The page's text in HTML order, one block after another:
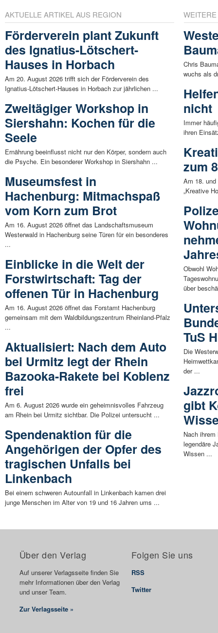
AKTUELLE ARTIKEL AUS REGION
Förderverein plant Zukunft
des Ignatius-Lötschert-
Hauses in Horbach
Am 20. August 2026 trifft sich der Förderverein des
Ignatius-Lötschert-Hauses in Horbach zur jährlichen ...
Zweitägiger Workshop in
Siershahn: Kochen für die
Seele
Ernährung beeinflusst nicht nur den Körper, sondern auch
die Psyche. Ein besonderer Workshop in Siershahn ...
Museumsfest in
Hachenburg: Mitmachspaß
vom Korn zum Brot
Am 16. August 2026 öffnet das Landschaftsmuseum
Westerwald in Hachenburg seine Türen für ein besonderes
...
Einblicke in die Welt der
Forstwirtschaft: Tag der
offenen Tür in Hachenburg
Am 16. August 2026 öffnet das Forstamt Hachenburg
gemeinsam mit dem Waldbildungszentrum Rheinland-Pfalz
...
Aktualisiert: Nach dem Auto
bei Urmitz legt der Rhein
Bazooka-Rakete bei Koblenz
frei
Am 6. August 2026 wurde ein geheimnisvolles Fahrzeug
am Rhein bei Urmitz sichtbar. Die Polizei untersucht ...
Spendenaktion für die
Angehörigen der Opfer des
tragischen Unfalls bei
Linkenbach
Bei einem schweren Autounfall in Linkenbach kamen drei
junge Menschen im Alter von 19 und 16 Jahren ums ...
Chris
wuchs als
nicht
Immer
ihren
zum
Am 18.
„Kreative
Obwohl
über
TuS
Die
der ...
gibt
Nach
legendäre
Wissen ...
Über den Verlag
Auf unserer Verlagsseite finden Sie
mehr Informationen über den Verlag
und unser Team.
Zur Verlagsseite »
Folgen Sie uns
RSS
Twitter